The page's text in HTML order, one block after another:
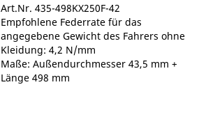
Art.Nr. 435-498KX250F-42
Empfohlene Federrate für das
angegebene Gewicht des Fahrers ohne
Kleidung: 4,2 N/mm
Maße: Außendurchmesser 43,5 mm +
Länge 498 mm